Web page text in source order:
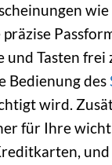
und Tasten frei
Bedienung des
wird.
für Ihre